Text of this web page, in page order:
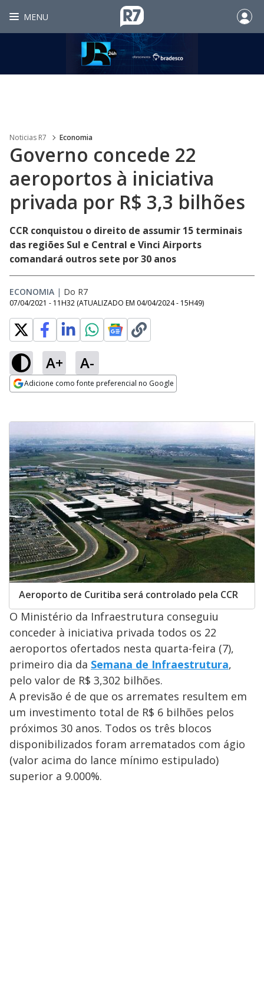
MENU
Noticias R7 Economia
Governo concede 22
aeroportos à iniciativa
privada por R$ 3,3 bilhões
CCR conquistou o direito de assumir 15 terminais
das regiões Sul e Central e Vinci Airports
comandará outros sete por 30 anos
ECONOMIA | Do R7
07/04/2021 - 11H32 (ATUALIZADO EM 04/04/2024 - 15H49)
A+ A-
Adicione como fonte preferencial no Google
Aeroporto de Curitiba será controlado pela CCR
O Ministério da Infraestrutura conseguiu
conceder à iniciativa privada todos os 22
aeroportos ofertados nesta quarta-feira (7),
primeiro dia da Semana de Infraestrutura,
pelo valor de R$ 3,302 bilhões.
A previsão é de que os arremates resultem em
um investimento total de R$ 6 bilhões pelos
próximos 30 anos. Todos os três blocos
disponibilizados foram arrematados com ágio
(valor acima do lance mínimo estipulado)
superior a 9.000%.